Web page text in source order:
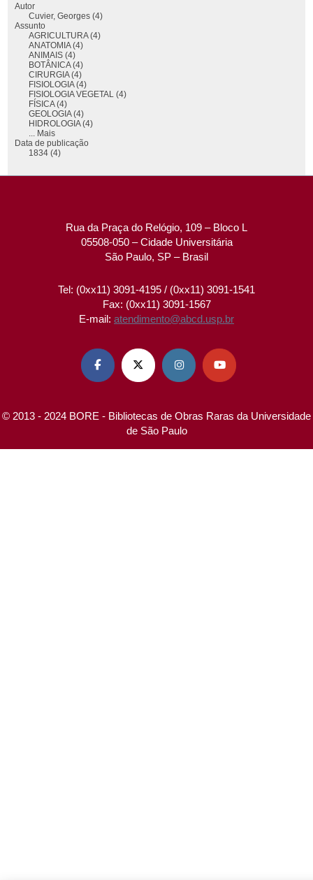
Autor
Cuvier, Georges (4)
Assunto
AGRICULTURA (4)
ANATOMIA (4)
ANIMAIS (4)
BOTÂNICA (4)
CIRURGIA (4)
FISIOLOGIA (4)
FISIOLOGIA VEGETAL (4)
FÍSICA (4)
GEOLOGIA (4)
HIDROLOGIA (4)
... Mais
Data de publicação
1834 (4)
Rua da Praça do Relógio, 109 – Bloco L
05508-050 – Cidade Universitária
São Paulo, SP – Brasil
Tel: (0xx11) 3091-4195 / (0xx11) 3091-1541
Fax: (0xx11) 3091-1567
E-mail: atendimento@abcd.usp.br
   
© 2013 - 2024 BORE - Bibliotecas de Obras Raras da Universidade
de São Paulo